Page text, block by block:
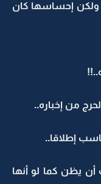
ولكن إحساسها كان
من إخباره..
إطلاقا..
أن يظن كما لو أنها